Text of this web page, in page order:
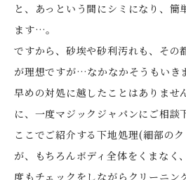
と、あっという間にシミになり、簡
ます…。
ですから、砂埃や砂利汚れも、その
が理想ですが…なかなかそうもいき
早めの対処に越したことはありませ
に、一度マジックジャパンにご相談
ここでご紹介する下地処理(細部の
が、もちろんボディ全体をくまなく
度もチェックをしながらクリーニン